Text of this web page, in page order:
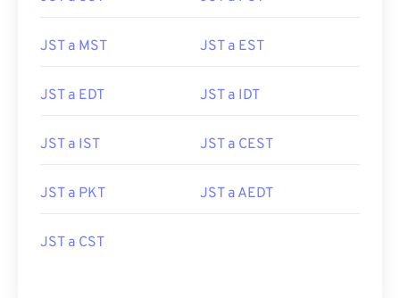
JST a MST JST a EST
JST a EDT JST a IDT
JST a IST JST a CEST
JST a PKT JST a AEDT
JST a CST